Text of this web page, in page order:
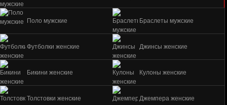
Поло мужские Браслеты мужские
Футболки женские Джинсы женские
Бикини женские Кулоны женские
Толстовки женские Джемпера женские